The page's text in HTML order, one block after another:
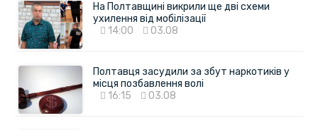
На Полтавщині викрили ще дві схеми
ухилення від мобілізації
14:00
03.08
Полтавця засудили за збут наркотиків у
місця позбавлення волі
16:15
03.08